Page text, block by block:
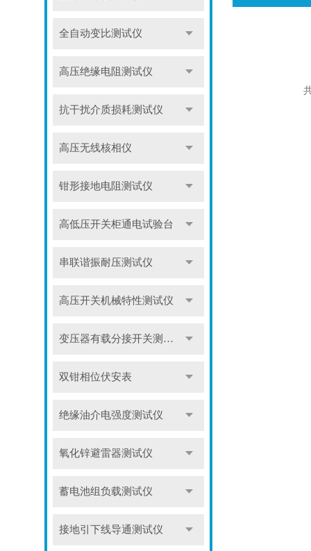
全自动变比测试仪
高压绝缘电阻测试仪
抗干扰介质损耗测试仪
高压无线核相仪
钳形接地电阻测试仪
高低压开关柜通电试验台
串联谐振耐压测试仪
高压开关机械特性测试仪
变压器有载分接开关测试仪
双钳相位伏安表
绝缘油介电强度测试仪
氧化锌避雷器测试仪
蓄电池组负载测试仪
接地引下线导通测试仪